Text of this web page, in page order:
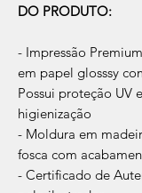
DO PRODUTO:
- Impressão
em papel glosssy
Possui proteção UV
higienização
- Moldura em
fosca com
- Certificado de